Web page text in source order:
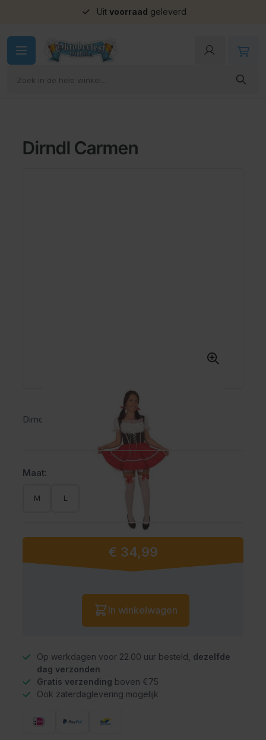
Uit voorraad geleverd
Dirndl Carmen
Dirndl Carmen
Maat:
M L
Vanaf:
€ 34,99
Aantal
In winkelwagen
Op werkdagen voor 22.00 uur besteld, dezelfde
dag verzonden
Gratis verzending boven €75
Ook zaterdaglevering mogelijk